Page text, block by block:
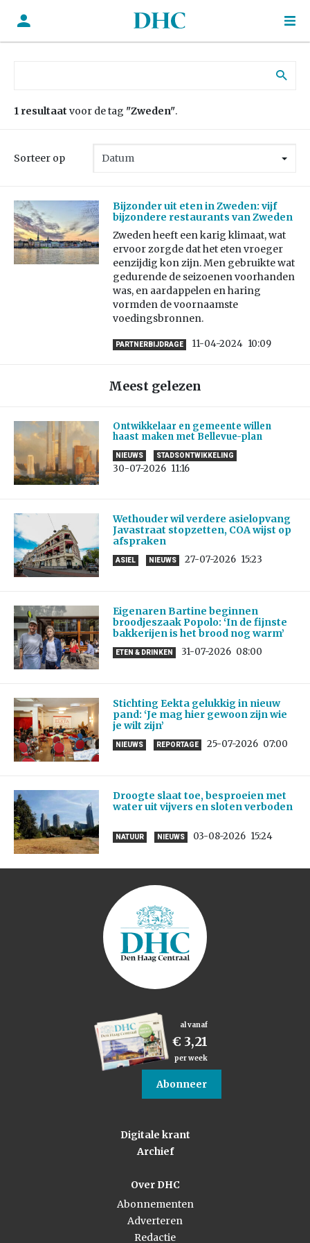
1 resultaat voor de tag "Zweden".
Sorteer op
Bijzonder uit eten in Zweden: vijf
bijzondere restaurants van Zweden
Zweden heeft een karig klimaat, wat
ervoor zorgde dat het eten vroeger
eenzijdig kon zijn. Men gebruikte wat
gedurende de seizoenen voorhanden
was, en aardappelen en haring
vormden de voornaamste
voedingsbronnen.
PARTNERBIJDRAGE 11-04-2024 10:09
Meest gelezen
Ontwikkelaar en gemeente willen
haast maken met Bellevue-plan
NIEUWS STADSONTWIKKELING
30-07-2026 11:16
Wethouder wil verdere asielopvang
Javastraat stopzetten, COA wijst op
afspraken
ASIEL NIEUWS 27-07-2026 15:23
Eigenaren Bartine beginnen
broodjeszaak Popolo: ‘In de fijnste
bakkerijen is het brood nog warm’
ETEN & DRINKEN 31-07-2026 08:00
Stichting Eekta gelukkig in nieuw
pand: ‘Je mag hier gewoon zijn wie
je wilt zijn’
NIEUWS REPORTAGE 25-07-2026 07:00
Droogte slaat toe, besproeien met
water uit vijvers en sloten verboden
NATUUR NIEUWS 03-08-2026 15:24
al vanaf
€ 3,21
per week
Abonneer
Digitale krant
Archief
Over DHC
Abonnementen
Adverteren
Redactie